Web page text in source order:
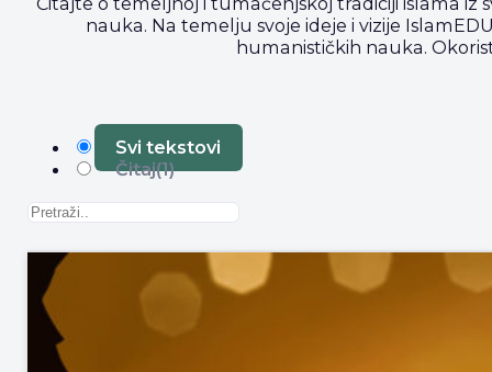
nauka. Na temelju svoje ideje i vizije
humanističkih nauka.
Svi tekstovi
Čitaj(1)